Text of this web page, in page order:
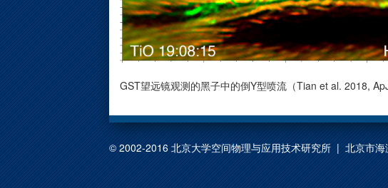
GST望远镜观测的黑子中的倒Y型喷流（Tian et al. 2018,
© 2002-2016 北京大学空间物理与应用技术研究所 | 北京市